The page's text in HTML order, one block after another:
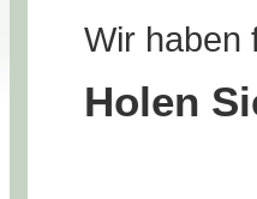
Wir haben
Holen